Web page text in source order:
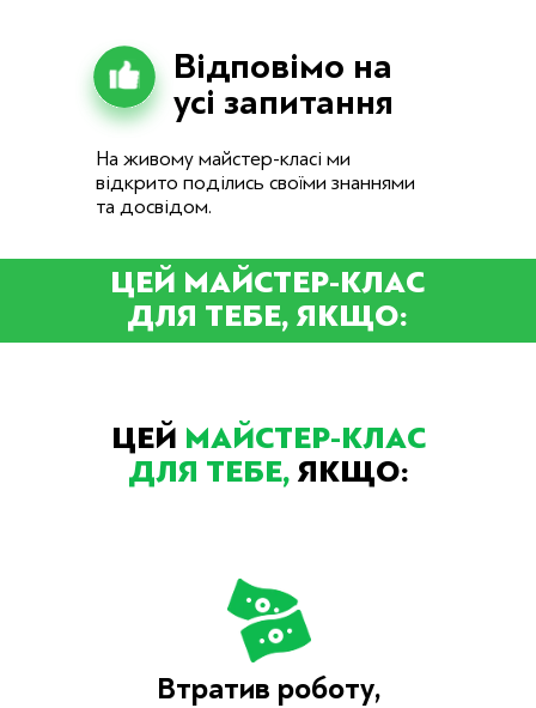
Відповімо на
усі запитання
На живому майстер-класі ми
відкрито поділись своїми знаннями
та досвідом.
ЦЕЙ МАЙСТЕР-КЛАС
ДЛЯ ТЕБЕ, ЯКЩО:
Втратив роботу,
ЦЕЙ МАЙСТЕР-КЛАС
ДЛЯ ТЕБЕ, ЯКЩО: